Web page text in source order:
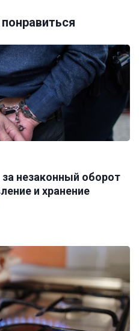
незаконный оборот
и хранение